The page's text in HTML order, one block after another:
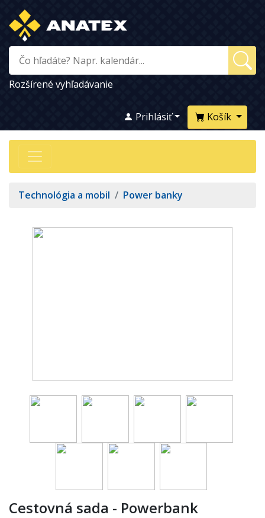
Rozšírené vyhľadávanie
Košík
Prihlásiť
Technológia a mobil / Power banky
Cestovná sada - Powerbank